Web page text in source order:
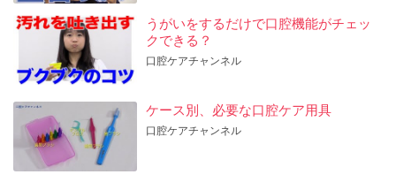
うがいをするだけで口腔機能がチェッ
クできる？
口腔ケアチャンネル
ケース別、必要な口腔ケア用具
口腔ケアチャンネル